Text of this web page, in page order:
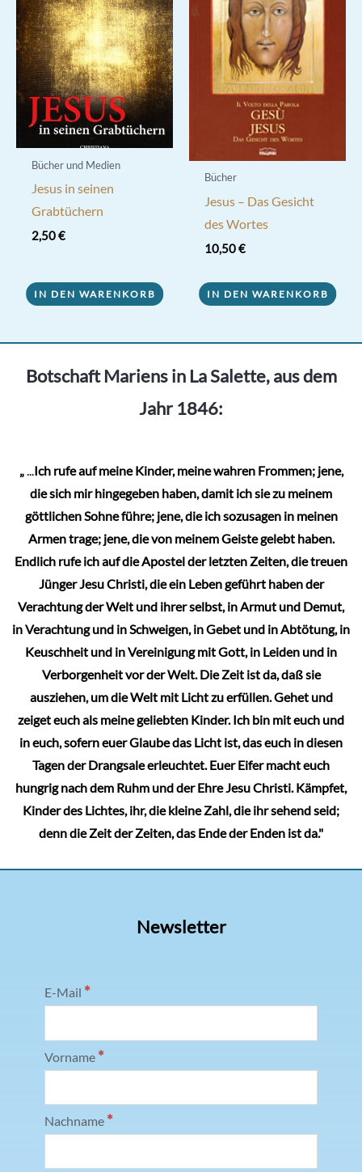
Bücher und Medien
Jesus in seinen
Grabtüchern
2,50€
IN DEN WARENKORB
Bücher
Jesus – Das Gesicht
des Wortes
10,50€
IN DEN WARENKORB
Botschaft Mariens in La Salette, aus dem
Jahr 1846:
„...Ich rufe auf meine Kinder, meine wahren Frommen; jene,
die sich mir hingegeben haben, damit ich sie zu meinem
göttlichen Sohne führe; jene, die ich sozusagen in meinen
Armen trage; jene, die von meinem Geiste gelebt haben.
Endlich rufe ich auf die Apostel der letzten Zeiten, die treuen
Jünger Jesu Christi, die ein Leben geführt haben der
Verachtung der Welt und ihrer selbst, in Armut und Demut,
in Verachtung und in Schweigen, in Gebet und in Abtötung, in
Keuschheit und in Vereinigung mit Gott, in Leiden und in
Verborgenheit vor der Welt. Die Zeit ist da, daß sie
ausziehen, um die Welt mit Licht zu erfüllen. Gehet und
zeiget euch als meine geliebten Kinder. Ich bin mit euch und
in euch, sofern euer Glaube das Licht ist, das euch in diesen
Tagen der Drangsale erleuchtet. Euer Eifer macht euch
hungrig nach dem Ruhm und der Ehre Jesu Christi. Kämpfet,
Kinder des Lichtes, ihr, die kleine Zahl, die ihr sehend seid;
denn die Zeit der Zeiten, das Ende der Enden ist da."
Newsletter
E-Mail *
Vorname *
Nachname *